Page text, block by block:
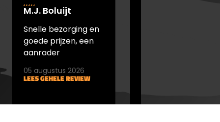
M.J. Boluijt
Snelle bezorging en
goede prijzen, een
aanrader
LEES GEHELE REVIEW
05 augustus 2026